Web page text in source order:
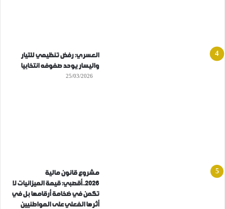
العسري: رفض تنظيمي للتيار
واليسار يوحد صفوفه انتخابيا
25/03/2026
مشروع قانون مالية
2026..أقصبي: قيمة الميزانيات لا
تكمن في ضخامة أرقامها بل في
أثرها الفعلي على المواطنيين